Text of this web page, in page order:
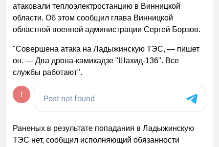
атаковали теплоэлектростанцию в Винницкой
области. Об этом сообщил глава Винницкой
областной военной администрации Сергей Борзов.
"Совершена атака на Ладыжинскую ТЭС, — пишет
он. — Два дрона-камикадзе "Шахид-136". Все
службы работают".
Раненых в результате попадания в Ладыжинскую
ТЭС нет, сообщил исполняющий обязанности